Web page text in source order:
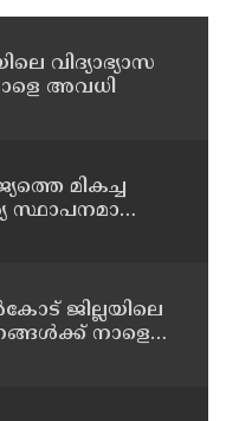
വിദ്യാഭ്യാസ
അവധി
മികച്ച
ജില്ലയിലെ
നാളെ